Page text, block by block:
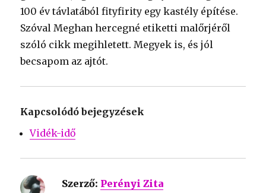
100 év távlatából fityfirity egy kastély építése.
Szóval Meghan hercegné etiketti malőrjéről
szóló cikk megihletett. Megyek is, és jól
becsapom az ajtót.
Kapcsolódó bejegyzések
Vidék-idő
Szerző: Perényi Zita